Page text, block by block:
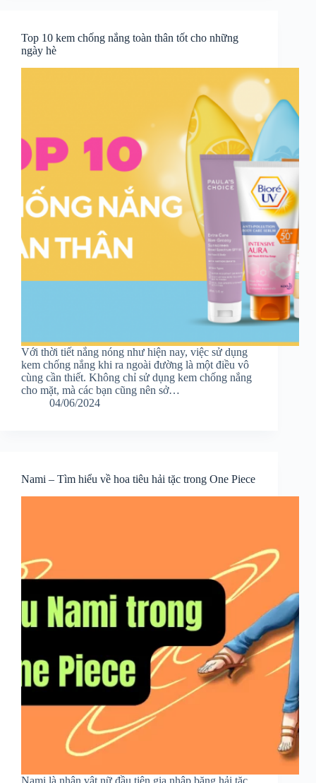
Top 10 kem chống nắng toàn thân tốt cho những
ngày hè
Với thời tiết nắng nóng như hiện nay, việc sử dụng
kem chống nắng khi ra ngoài đường là một điều vô
cùng cần thiết. Không chỉ sử dụng kem chống nắng
cho mặt, mà các bạn cũng nên sở…
04/06/2024
Nami – Tìm hiểu về hoa tiêu hải tặc trong One Piece